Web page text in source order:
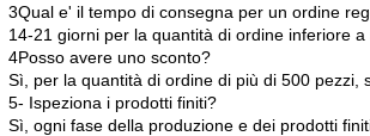
3Qual e' il tempo di consegna per un ordine
14-21 giorni per la quantità di ordine inferiore
4Posso avere uno sconto?
Sì, per la quantità di ordine di più di 500 pezzi,
5- Ispeziona i prodotti finiti?
Sì, ogni fase della produzione e dei prodotti